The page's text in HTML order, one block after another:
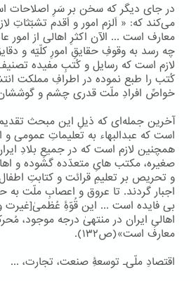
در جای دیگر که سخن بر سَرِ اصلاحات
می‌کند که: « اَلزم امور و اَقدم تشبّثاتِ
معارف است ... الآن اکثرِ اهالی از امور
چه رسد به وقوفِ حقایقِ امورِ کلّیّه و
لازم است که رسایل و کُتبِ مفیده
کُتب را طبع نموده در اطرافِ مملکت
خواصِّ افرادِ ملّت قدری چشم و گوششان
آخرین جمله‌ای که ذیلِ این مبحث
است که عبدالبهاء به تعلیماتِ عمومی و
همچنین لازم است که در جمیعِ بلادِ
صغیره، مکتب هایِ متعدّده گشوده و
و تحریص بر تعلیمِ قرائت و کتابتِ
اجبار گردند. تا عروق و اعصابِ ملّت به
بی فایده است ... این قُوّۀِ
اهالیِ ایران در منتهیٰ درجه موجود،
معارف است»(ص۱۳۲).
اقتصادِ ملّی۔ توسعۀِ صنعت، تجارت، ...